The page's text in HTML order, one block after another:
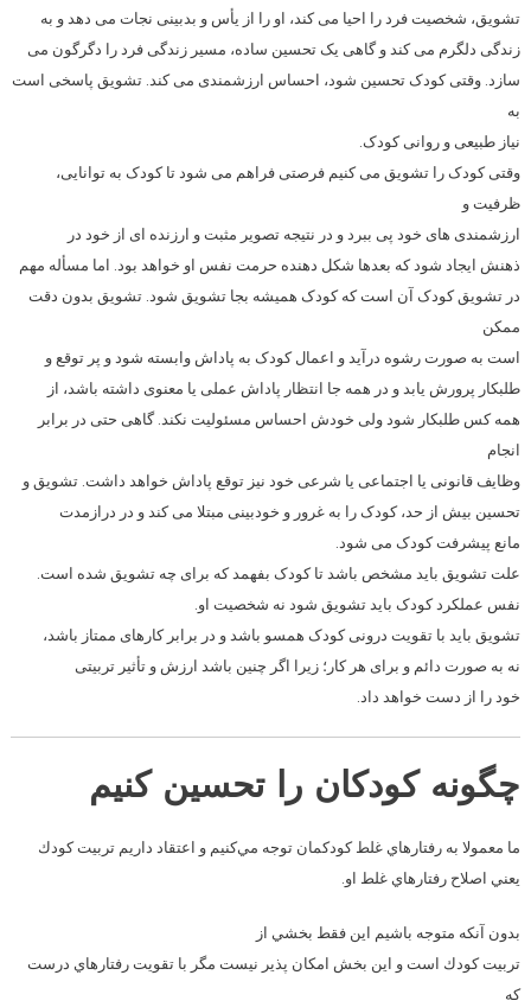
تشویق، شخصیت فرد را احیا می کند، او را از یأس و بدبینی نجات می دهد و به
زندگی دلگرم می کند و گاهی یک تحسین ساده، مسیر زندگی فرد را دگرگون می
سازد. وقتی کودک تحسین شود، احساس ارزشمندی می کند. تشویق پاسخی است
به
نیاز طبیعی و روانی کودک.
وقتی کودک را تشویق می کنیم فرصتی فراهم می شود تا کودک به توانایی،
ظرفیت و
ارزشمندی های خود پی ببرد و در نتیجه تصویر مثبت و ارزنده ای از خود در
ذهنش ایجاد شود که بعدها شکل دهنده حرمت نفس او خواهد بود. اما مسأله مهم
در تشویق کودک آن است که کودک همیشه بجا تشویق شود. تشویق بدون دقت
ممکن
است به صورت رشوه درآید و اعمال کودک به پاداش وابسته شود و پر توقع و
طلبکار پرورش یابد و در همه جا انتظار پاداش عملی یا معنوی داشته باشد، از
همه کس طلبکار شود ولی خودش احساس مسئولیت نکند. گاهی حتی در برابر
انجام
وظایف قانونی یا اجتماعی یا شرعی خود نیز توقع پاداش خواهد داشت. تشویق و
تحسین بیش از حد، کودک را به غرور و خودبینی مبتلا می کند و در درازمدت
مانع پیشرفت کودک می شود.
علت تشویق باید مشخص باشد تا کودک بفهمد که برای چه تشویق شده است.
نفس عملکرد کودک باید تشویق شود نه شخصیت او.
تشویق باید با تقویت درونی کودک همسو باشد و در برابر کارهای ممتاز باشد،
نه به صورت دائم و برای هر کار؛ زیرا اگر چنین باشد ارزش و تأثیر تربیتی
خود را از دست خواهد داد.
چگونه کودکان را تحسین کنیم
ما معمولا به رفتارهاي غلط كودكمان توجه مي‌كنيم و اعتقاد داريم تربيت كودك
يعني اصلاح رفتارهاي غلط او.
بدون آنكه متوجه باشيم اين فقط بخشي از
تربيت كودك است و اين بخش امكان پذير نيست مگر با تقويت رفتار‌هاي درست
كه